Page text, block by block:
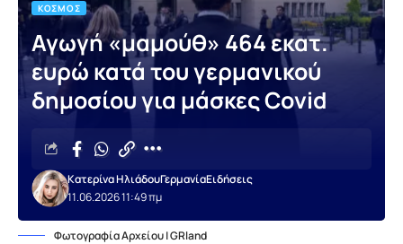
ΚΌΣΜΟΣ
Αγωγή «μαμούθ» 464 εκατ.
ευρώ κατά του γερμανικού
δημοσίου για μάσκες Covid
11.06.2026 11:49 πμ
Κατερίνα ΗλιάδουΓερμανίαΕιδήσεις
Φωτογραφία Αρχείου | GRland